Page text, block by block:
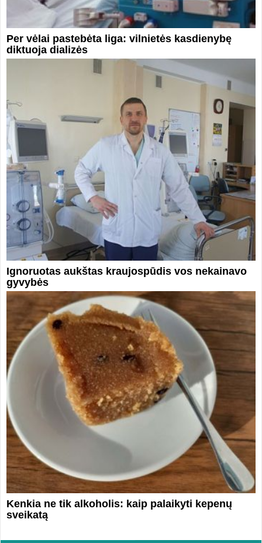
Per vėlai pastebėta liga: vilnietės kasdienybę
diktuoja dializės
Ignoruotas aukštas kraujospūdis vos nekainavo
gyvybės
Kenkia ne tik alkoholis: kaip palaikyti kepenų
sveikatą